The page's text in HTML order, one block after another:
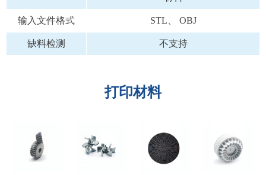
输入文件格式 STL、 OBJ
缺料检测 不支持
打印材料